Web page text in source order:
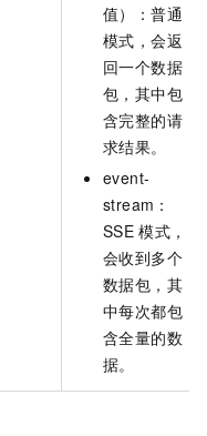
值）：普通
模式，会返
回一个数据
包，其中包
含完整的请
求结果。
event-
stream：
SSE 模式，
会收到多个
数据包，其
中每次都包
含全量的数
据。